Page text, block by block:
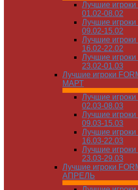
Лучшие
01.02-08.02
Лучшие
09.02-15.02
Лучшие
16.02-22.02
Лучшие
23.02-01.03
Лучшие игроки
МАРТ
Лучшие
02.03-08.03
Лучшие
09.03-15.03
Лучшие
16.03-22.03
Лучшие
23.03-29.03
Лучшие игроки
АПРЕЛЬ